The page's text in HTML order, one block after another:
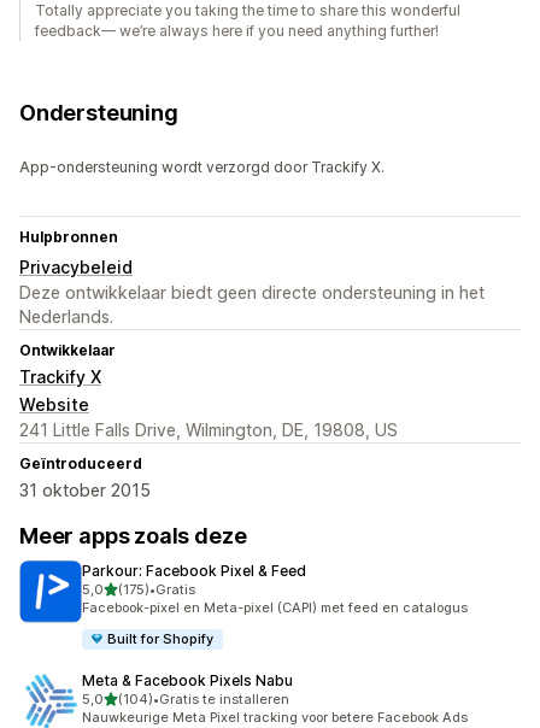
Totally appreciate you taking the time to share this wonderful
feedback— we’re always here if you need anything further!
Ondersteuning
App-ondersteuning wordt verzorgd door Trackify X.
Hulpbronnen
Privacybeleid
Deze ontwikkelaar biedt geen directe ondersteuning in het
Nederlands.
Ontwikkelaar
Trackify X
Website
241 Little Falls Drive, Wilmington, DE, 19808, US
Geïntroduceerd
31 oktober 2015
Meer apps zoals deze
Parkour: Facebook Pixel & Feed
5,0van 5 sterren
(175)
175 recensies in totaal
•Gratis
Facebook-pixel en Meta-pixel (CAPI) met feed en catalogus
Built for Shopify
Meta & Facebook Pixels Nabu
5,0van 5 sterren
(104)
104 recensies in totaal
•Gratis te installeren
Nauwkeurige Meta Pixel tracking voor betere Facebook Ads